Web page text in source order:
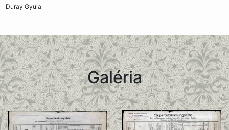
Duray Gyula
Galéria